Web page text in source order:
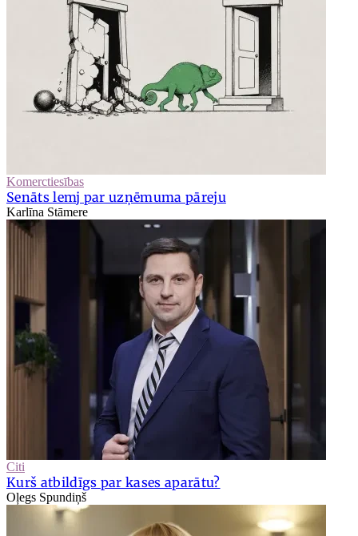
Komerctiesības
Senāts lemj par uzņēmuma pāreju
Karlīna Stāmere
Citi
Kurš atbildīgs par kases aparātu?
Oļegs Spundiņš